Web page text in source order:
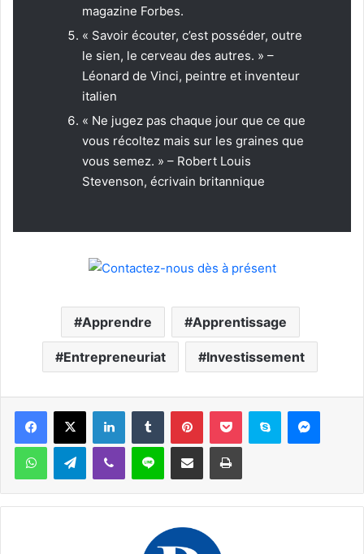
magazine Forbes.
« Savoir écouter, c’est posséder, outre
le sien, le cerveau des autres. » –
Léonard de Vinci, peintre et inventeur
italien
« Ne jugez pas chaque jour que ce que
vous récoltez mais sur les graines que
vous semez. » – Robert Louis
Stevenson, écrivain britannique
Apprendre Apprentissage
Entrepreneuriat Investissement
Facebook
X LinkedinTumblr PinterestPocket Skype
WhatsAppTelegramViber Ligne Partager par email Imprimer